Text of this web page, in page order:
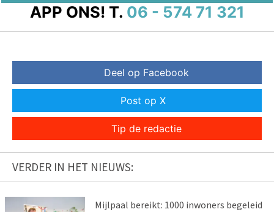
APP ONS! T. 06 - 574 71 321
Deel op Facebook
Post op X
Tip de redactie
VERDER IN HET NIEUWS:
Mijlpaal bereikt: 1000 inwoners begeleid